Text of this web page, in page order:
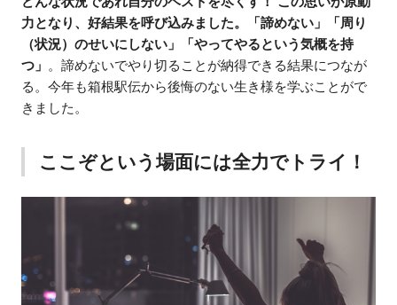
力となり、好結果を呼び込みました。「諦めない」「周り
（状況）のせいにしない」「やってやるという気概を持
つ」 。諦めないでやり切ることが納得できる結果につなが
る。今年も箱根駅伝から後悔のない生き様を学ぶことがで
きました。
ここぞという場面には全力でトライ！